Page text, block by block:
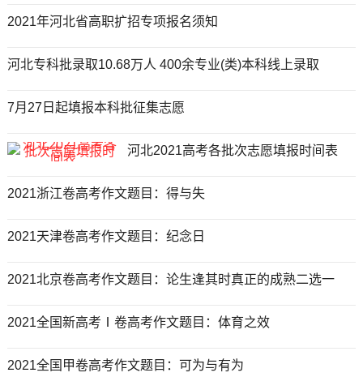
2021年河北省高职扩招专项报名须知
河北专科批录取10.68万人 400余专业(类)本科线上录取
7月27日起填报本科批征集志愿
河北2021高考各批次志愿填报时间表
2021浙江卷高考作文题目：得与失
2021天津卷高考作文题目：纪念日
2021北京卷高考作文题目：论生逢其时真正的成熟二选一
2021全国新高考Ⅰ卷高考作文题目：体育之效
2021全国甲卷高考作文题目：可为与有为